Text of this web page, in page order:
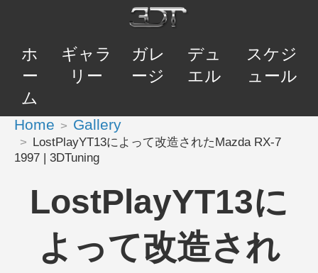
ホ
ー
ム
ギャラ
リー
ガレ
ージ
デュ
エル
スケジ
ュール
Home Gallery
LostPlayYT13によって改造されたMazda RX-7
1997 | 3DTuning
LostPlayYT13に
よって改造され